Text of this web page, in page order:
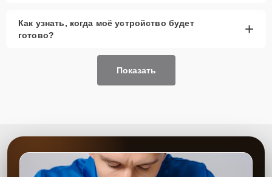
Как узнать, когда моё устройство будет
готово?
+
Показать